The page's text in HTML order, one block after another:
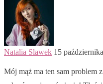
Natalia Slawek 15
Mój mąż ma ten sam problem